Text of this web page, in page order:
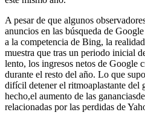
A pesar de que algunos
anuncios en las búsqueda de
a la competencia de Bing, la
muestra que tras un periodo inicial
lento, los ingresos netos de Google
durante el resto del año. Lo que
difícil detener el ritmoaplastante del
hecho,el aumento de las
relacionadas por las perdidas de